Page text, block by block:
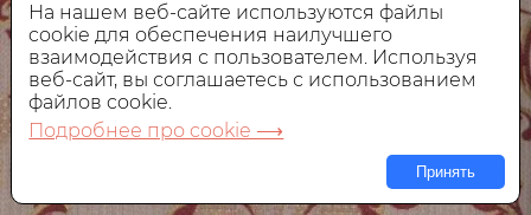
На нашем веб-сайте используются файлы
cookie для обеспечения наилучшего
взаимодействия с пользователем. Используя
веб-сайт, вы соглашаетесь с использованием
файлов cookie.
Подробнее про cookie ⟶
Принять